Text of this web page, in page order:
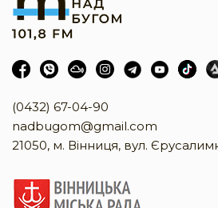
(0432) 67-04-90
nadbugom@gmail.com
21050, м. Вінниця, вул.